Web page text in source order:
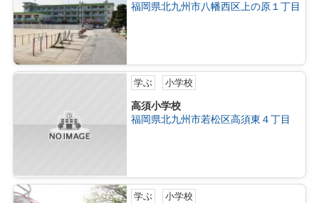
福岡県北九州市八幡西区上の原１丁目
学ぶ 小学校
高須小学校
福岡県北九州市若松区高須東４丁目
学ぶ 小学校